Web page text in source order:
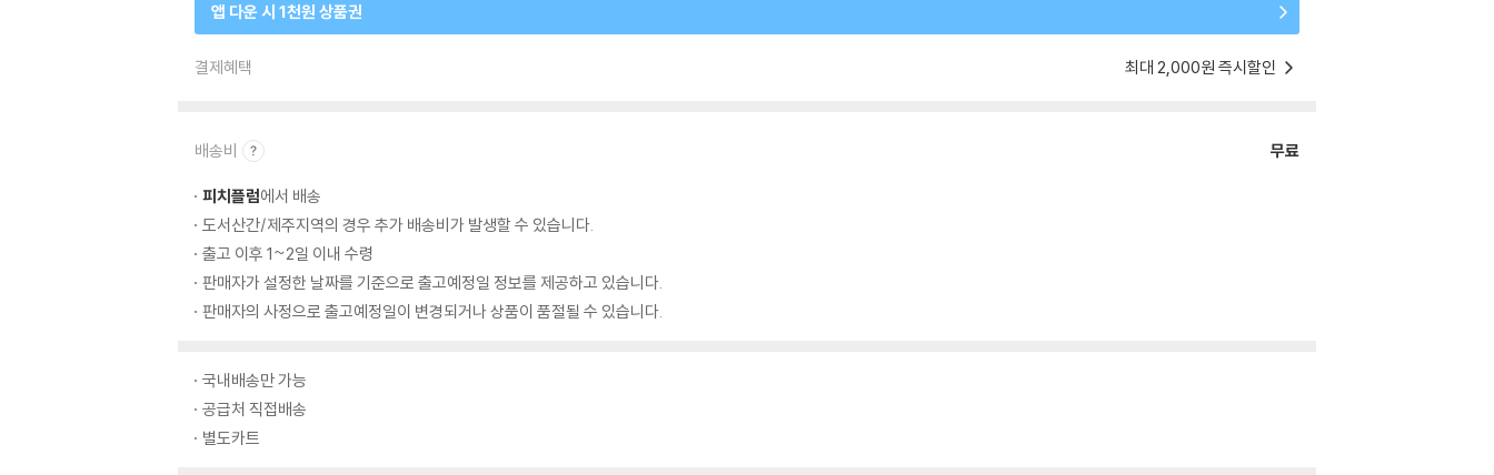
앱 다운 시 1천원 상품권
결제혜택 최대 2,000원 즉시할인
배송비 무료
피치플럼에서 배송
도서산간/제주지역의 경우 추가 배송비가 발생할 수 있습니다.
출고 이후 1~2일 이내 수령
판매자가 설정한 날짜를 기준으로 출고예정일 정보를 제공하고 있습니다.
판매자의 사정으로 출고예정일이 변경되거나 상품이 품절될 수 있습니다.
국내배송만 가능
공급처 직접배송
별도카트